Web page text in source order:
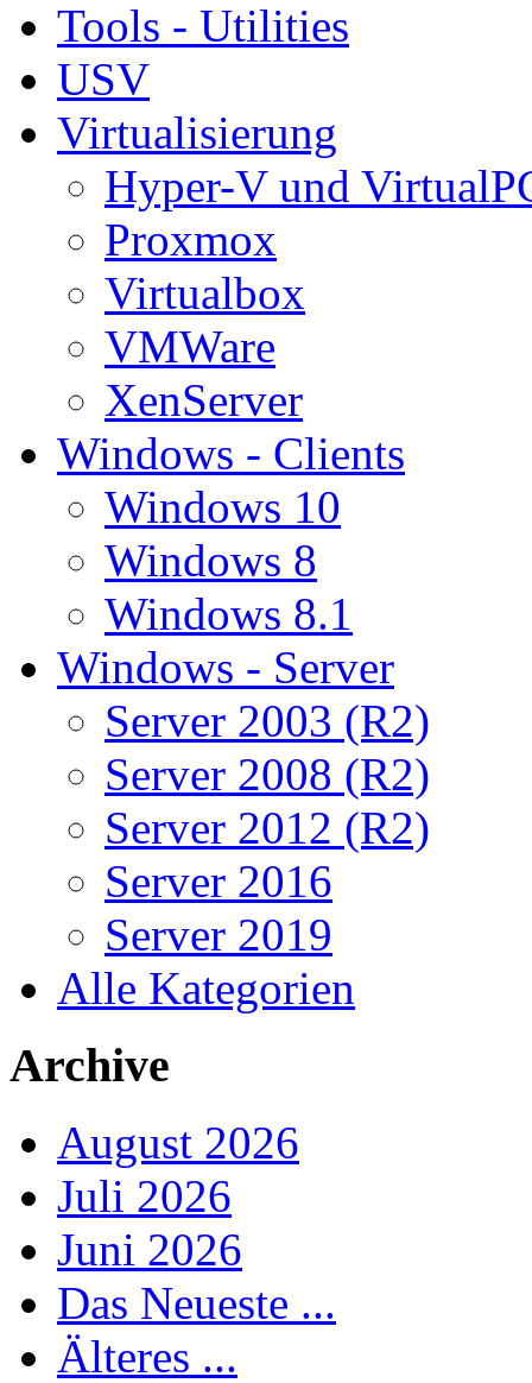
Tools - Utilities
USV
Virtualisierung
Hyper-V und
Proxmox
Virtualbox
VMWare
XenServer
Windows - Clients
Windows 10
Windows 8
Windows 8.1
Windows - Server
Server 2003 (R2)
Server 2008 (R2)
Server 2012 (R2)
Server 2016
Server 2019
Alle Kategorien
Archive
August 2026
Juli 2026
Juni 2026
Das Neueste ...
Älteres ...